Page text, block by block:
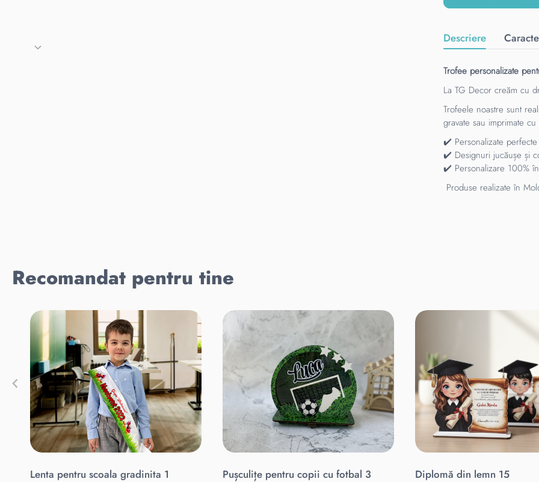
Descriere
Trofee personalizate
La TG Decor creăm cu
Trofeele noastre sunt
gravate sau imprimate
✔️ Personalizate
✔️ Designuri jucăușe și
✔️ Personalizare 100%
Produse realizate în
Recomandat pentru tine
Lenta pentru scoala gradinita 1 Pușculițe pentru copii cu fotbal 3 Diplomă din lemn 15